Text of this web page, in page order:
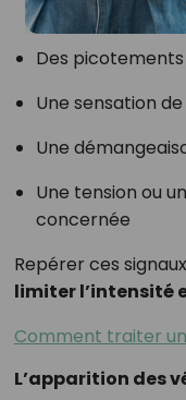
Des picotements
Une sensation
Une
Une tension ou
concernée
Repérer ces
limiter l’intensité
Comment traiter
L’apparition des